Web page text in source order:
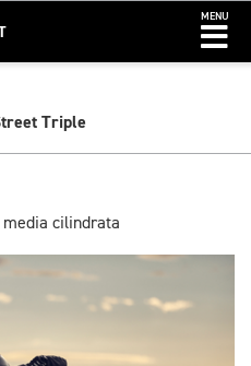
MENU
Triple
cilindrata